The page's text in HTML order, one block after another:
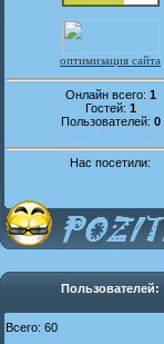
оптимизация сайта
Онлайн всего: 1
Гостей: 1
Пользователей: 0
Нас посетили:
Пользователей:
Всего: 60